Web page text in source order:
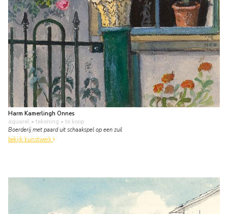
Harm Kamerlingh Onnes
aquarel • tekening • te koop
Boerderij met paard uit schaakspel op een zuil
bekijk kunstwerk